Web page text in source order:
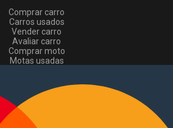
Comprar carro
Carros usados
Vender carro
Avaliar carro
Comprar moto
Motas usadas
Comerciais usados
Vender comerciais
Informações